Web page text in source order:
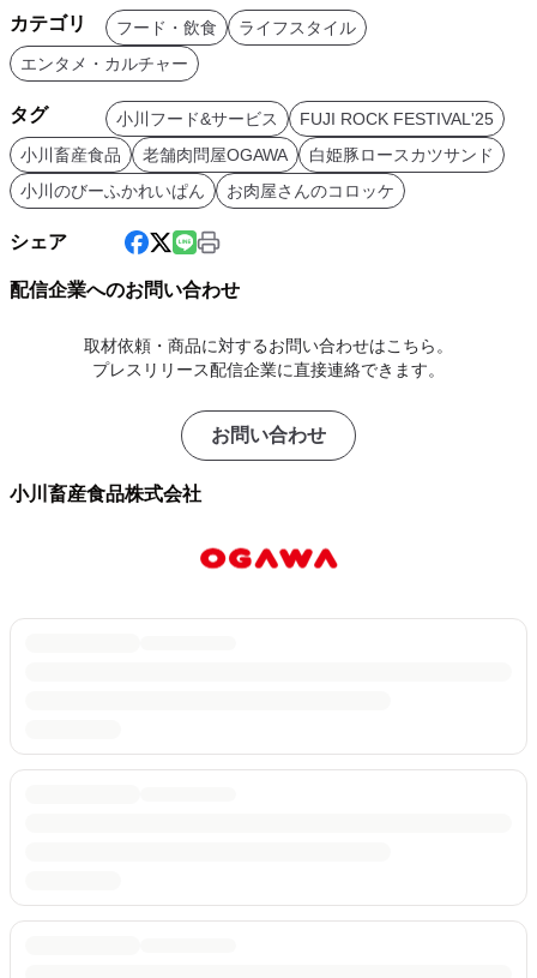
カテゴリ フード・飲食
ライフスタイル
エンタメ・カルチャー
タグ 小川フード&サービス
FUJI ROCK FESTIVAL'25
小川畜産食品
老舗肉問屋OGAWA
白姫豚ロースカツサンド
小川のびーふかれいぱん
お肉屋さんのコロッケ
シェア
配信企業へのお問い合わせ
取材依頼・商品に対するお問い合わせはこちら。
プレスリリース配信企業に直接連絡できます。
お問い合わせ
小川畜産食品株式会社